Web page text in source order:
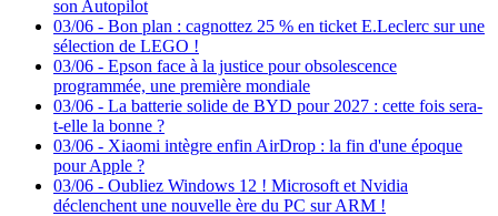
son Autopilot
03/06 - Bon plan : cagnottez 25 % en ticket E.Leclerc sur une
sélection de LEGO !
03/06 - Epson face à la justice pour obsolescence
programmée, une première mondiale
03/06 - La batterie solide de BYD pour 2027 : cette fois sera-
t-elle la bonne ?
03/06 - Xiaomi intègre enfin AirDrop : la fin d'une époque
pour Apple ?
03/06 - Oubliez Windows 12 ! Microsoft et Nvidia
déclenchent une nouvelle ère du PC sur ARM !